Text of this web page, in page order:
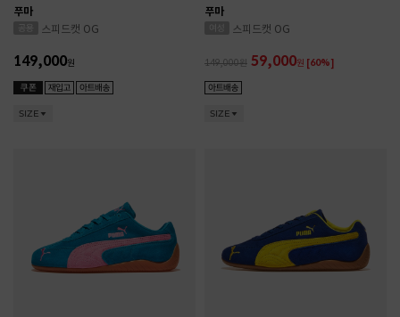
푸마
스피드캣 OG
149,000원
SIZE
푸마
스피드캣 OG
149,000 59,000원 [60%]
SIZE